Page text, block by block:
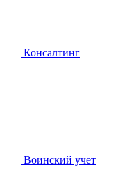
Консалтинг
Воинский учет